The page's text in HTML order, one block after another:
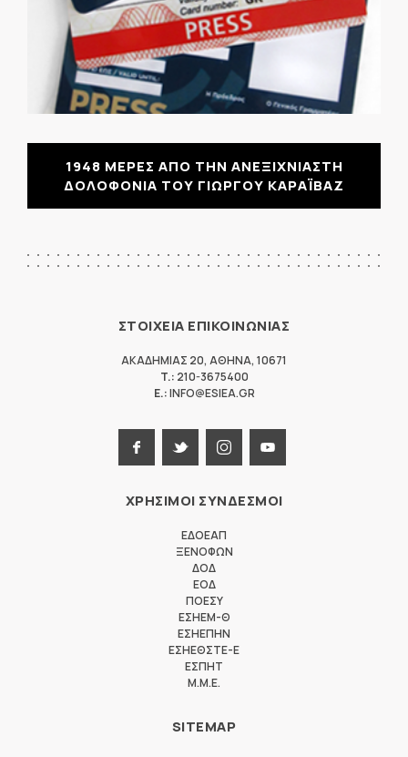
1948 ΜΕΡΕΣ ΑΠΟ ΤΗΝ ΑΝΕΞΙΧΝΙΑΣΤΗ
ΔΟΛΟΦΟΝΙΑ ΤΟΥ ΓΙΩΡΓΟΥ ΚΑΡΑΪΒΑΖ
ΣΤΟΙΧΕΙΑ ΕΠΙΚΟΙΝΩΝΙΑΣ
ΑΚΑΔΗΜΙΑΣ 20, ΑΘΗΝΑ, 10671
T.: 210-3675400
E.:INFO@ESIEA.GR
ΧΡΗΣΙΜΟΙ ΣΥΝΔΕΣΜΟΙ
ΕΔΟΕΑΠ
ΞΕΝΟΦΩΝ
ΔΟΔ
ΕΟΔ
ΠΟΕΣΥ
ΕΣΗΕΜ-Θ
ΕΣΗΕΠΗΝ
ΕΣΗΕΘΣΤΕ-Ε
ΕΣΠΗΤ
M.M.E.
SITEMAP